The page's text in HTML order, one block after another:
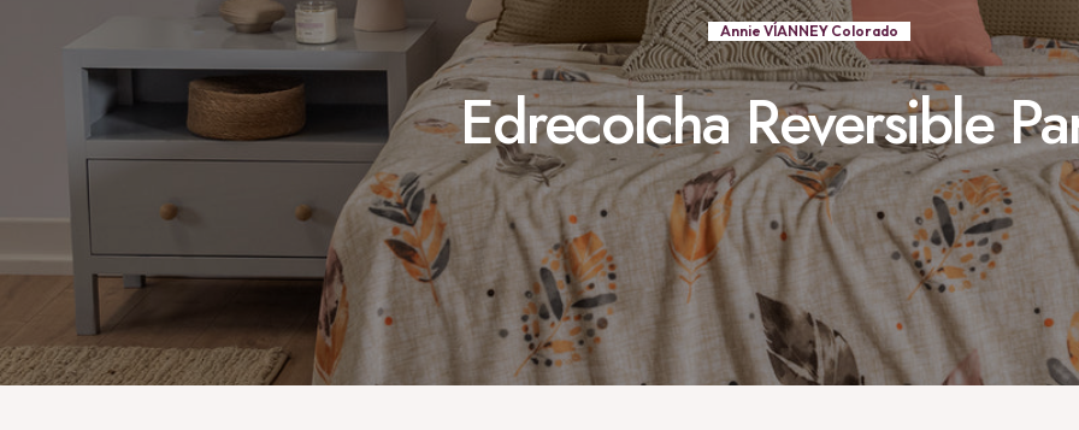
Annie VÍANNEY Colorado
Edrecolcha Reversible